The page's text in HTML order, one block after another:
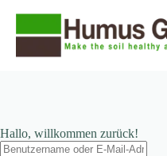
springen
springen
Hallo, willkommen zurück!